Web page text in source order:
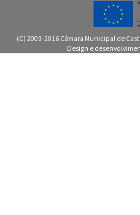
(C) 2003-2016 Câmara Municipal de
Design e